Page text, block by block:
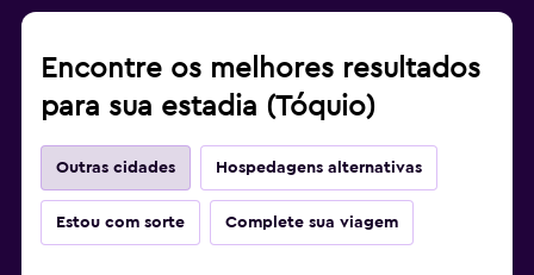
Encontre os melhores resultados
para sua estadia (Tóquio)
Outras cidades Hospedagens alternativas
Estou com sorte Complete sua viagem